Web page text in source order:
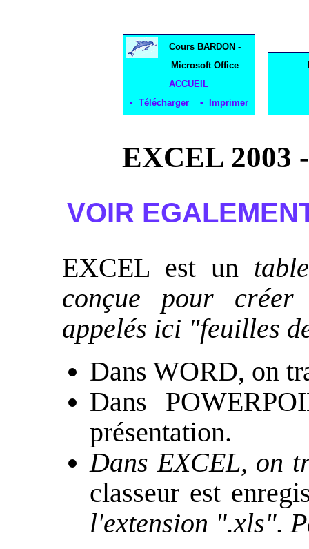
Cours BARDON -
Microsoft Office
ACCUEIL
• Télécharger • Imprimer
EXCEL 2003
VOIR
EXCEL est un
conçue pour
appelés ici "feuilles
Dans WORD, on
Dans
présentation.
Dans EXCEL, on
classeur est
l'extension ".xls".